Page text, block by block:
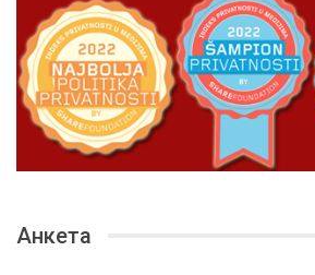
Анкета